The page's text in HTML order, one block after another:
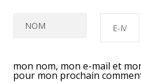
mon nom, mon e-mail et
pour mon prochain